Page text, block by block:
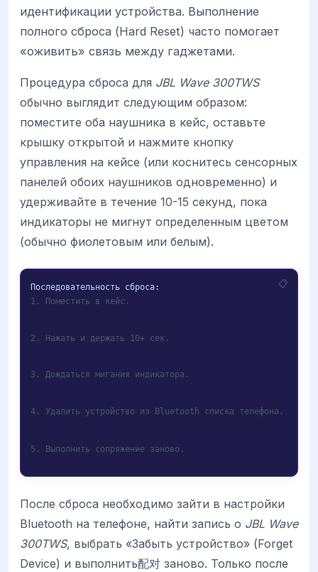
идентификации устройства. Выполнение
полного сброса (Hard Reset) часто помогает
«оживить» связь между гаджетами.
Процедура сброса для JBL Wave 300TWS
обычно выглядит следующим образом:
поместите оба наушника в кейс, оставьте
крышку открытой и нажмите кнопку
управления на кейсе (или коснитесь сенсорных
панелей обоих наушников одновременно) и
удерживайте в течение 10-15 секунд, пока
индикаторы не мигнут определенным цветом
(обычно фиолетовым или белым).
1. Поместить в кейс.
2. Нажать и держать 10+ сек.
3. Дождаться мигания индикатора.
4. Удалить устройство из Bluetooth списка телефона.
5. Выполнить сопряжение заново.
После сброса необходимо зайти в настройки
Bluetooth на телефоне, найти запись о JBL Wave
300TWS, выбрать «Забыть устройство» (Forget
Device) и выполнить配对 заново. Только после